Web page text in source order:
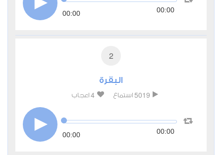
00:00 00:00
2
البقرة
5019 استماع 4 اعجاب
00:00 00:00